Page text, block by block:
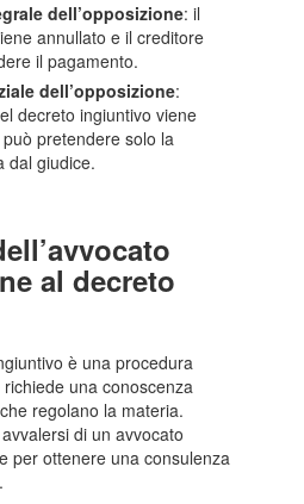
dell’opposizione: il
annullato e il creditore
il pagamento.
dell’opposizione:
decreto ingiuntivo viene
pretendere solo la
dal giudice.
al decreto
è una procedura
una conoscenza
regolano la materia.
di un avvocato
per ottenere una consulenza